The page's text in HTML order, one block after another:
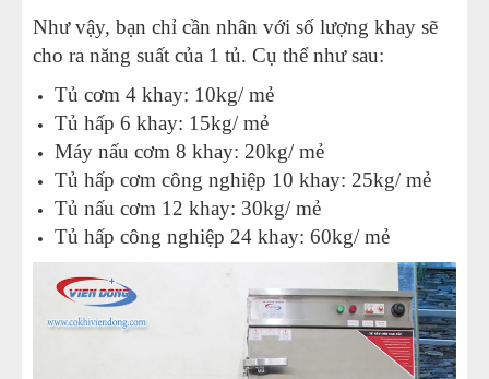
Như vậy, bạn chỉ cần nhân với số lượng khay sẽ
cho ra năng suất của 1 tủ. Cụ thể như sau:
Tủ cơm 4 khay: 10kg/ mẻ
Tủ hấp 6 khay: 15kg/ mẻ
Máy nấu cơm 8 khay: 20kg/ mẻ
Tủ hấp cơm công nghiệp 10 khay: 25kg/ mẻ
Tủ nấu cơm 12 khay: 30kg/ mẻ
Tủ hấp công nghiệp 24 khay: 60kg/ mẻ